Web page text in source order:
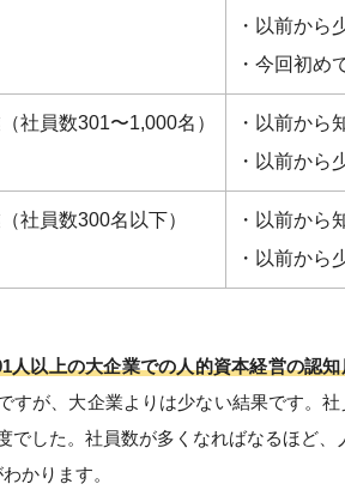
・以前から
・今回初め
社員数301〜1,000名）
・以前から
・以前から
社員数300名以下）
・以前から
・以前から
人以上の大企業での人的資本経営の認
すが、大企業よりは少ない結果です。
でした。社員数が多くなればなるほど
かります。